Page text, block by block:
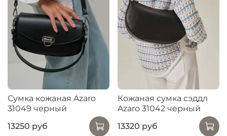
Сумка кожаная Azaro
31049 черный
13250 руб
Кожаная сумка сэддл
Azaro 31042 черный
13320 руб